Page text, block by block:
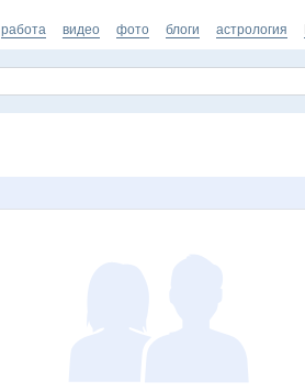
работа видео фото блоги астрология